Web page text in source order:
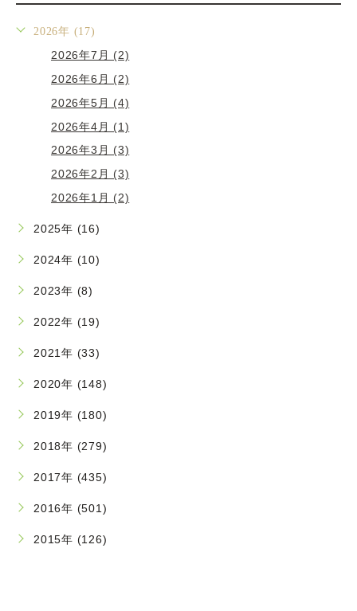
2026年 (17)
2026年7月 (2)
2026年6月 (2)
2026年5月 (4)
2026年4月 (1)
2026年3月 (3)
2026年2月 (3)
2026年1月 (2)
2025年 (16)
2024年 (10)
2023年 (8)
2022年 (19)
2021年 (33)
2020年 (148)
2019年 (180)
2018年 (279)
2017年 (435)
2016年 (501)
2015年 (126)